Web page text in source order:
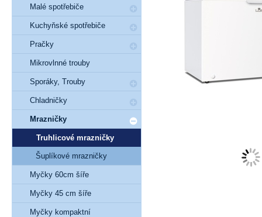
Malé spotřebiče
Kuchyňské spotřebiče
Pračky
Mikrovlnné trouby
Sporáky, Trouby
Chladničky
Mrazničky
Truhlicové mrazničky
Šuplíkové mrazničky
Myčky 60cm šíře
Myčky 45 cm šíře
Myčky kompaktní